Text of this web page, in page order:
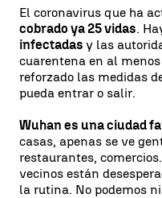
El coronavirus que ha
cobrado ya 25 vidas.
infectadas y las
cuarentena en al menos
reforzado las medidas
pueda entrar o salir.
Wuhan es una ciudad
casas, apenas se ve
restaurantes,
vecinos están
la rutina. No podemos